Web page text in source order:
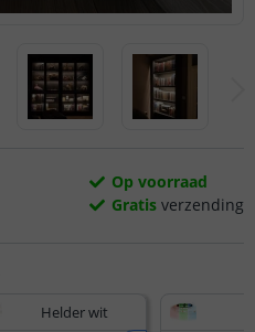
Helder wit
Op voorraad
Gratis verzending